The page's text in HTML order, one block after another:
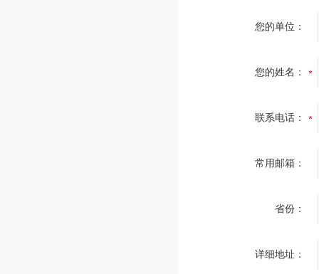
您的单位：
您的姓名：
联系电话：
常用邮箱：
省份：
详细地址：